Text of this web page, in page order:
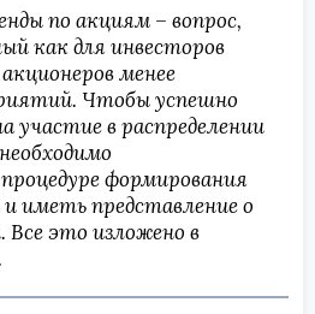
по акциям – вопрос,
как для инвесторов
менее
Чтобы успешно
участие в распределении
формирования
иметь представление о
Все это изложено в